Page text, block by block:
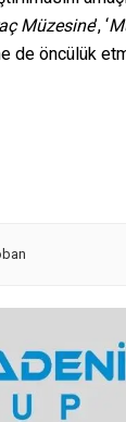
Müzesine’, ‘
de öncülük